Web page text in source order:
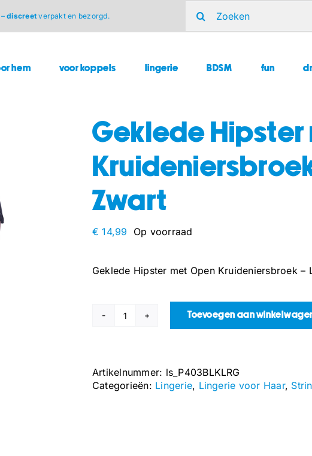
–discreet verpakt en bezorgd.
naar:
hem voor koppels lingerie BDSM fun
Geklede Hipster
Zwart
€ 14,99 Op voorraad
Geklede Hipster met Open Kruideniersbroek –
Geklede
Kruideniersbroek
-
Toevoegen aan
Artikelnummer: ls_P403BLKLRG
Categorieën: Lingerie, Lingerie voor Haar,